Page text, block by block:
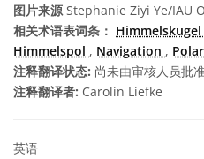
图片来源Stephanie Ziyi Ye/IAU
相关术语表词条： Himmelskugel
Himmelspol , Navigation ,
注释翻译状态: 尚未由审核人员批
注释翻译者: Carolin Liefke
英语